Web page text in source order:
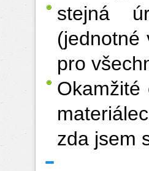
stejná
(jednotné
pro
zda jsem